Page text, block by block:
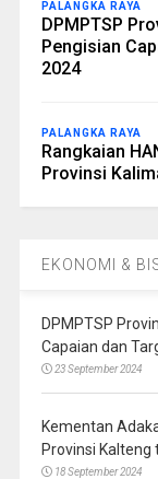
PALANGKA RAYA
DPMPTSP
Pengisian
2024
PALANGKA RAYA
Rangkaian
Provinsi
EKONOMI &
DPMPTSP
Capaian dan
23 September 2024
Kementan
Provinsi Kalteng
18 September 2024